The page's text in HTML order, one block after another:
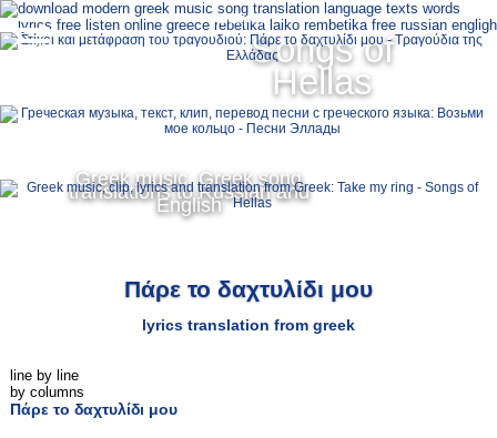
Songs of
Hellas
Greek music, Greek song
translations to Russian and
English
Ελληνικά
MENU
Πάρε το δαχτυλίδι μου
lyrics translation from greek
line by line
by columns
Πάρε το δαχτυλίδι μου